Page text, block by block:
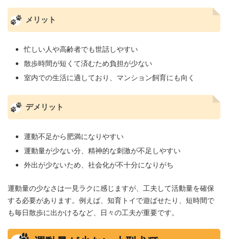
メリット
忙しい人や高齢者でも世話しやすい
散歩時間が短くて済むため負担が少ない
室内での生活に適しており、マンション飼育にも向く
デメリット
運動不足から肥満になりやすい
運動量が少ない分、精神的な刺激が不足しやすい
外出が少ないため、社会化が不十分になりがち
運動量の少なさは一見ラクに感じますが、工夫して活動量を確保
する必要があります。例えば、知育トイで遊ばせたり、短時間で
も毎日散歩に出かけるなど、日々の工夫が重要です。